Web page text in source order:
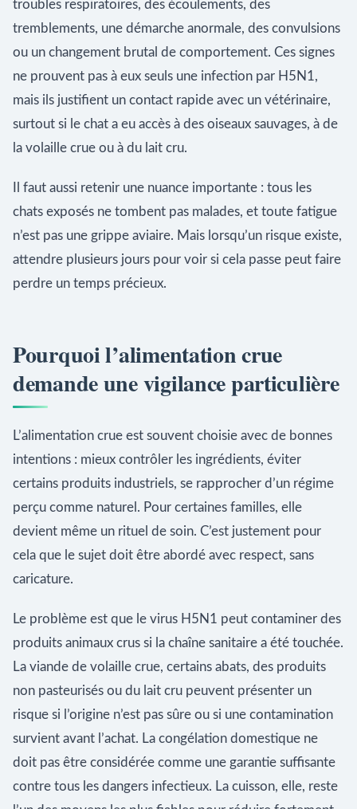
troubles respiratoires, des écoulements, des
tremblements, une démarche anormale, des convulsions
ou un changement brutal de comportement. Ces signes
ne prouvent pas à eux seuls une infection par H5N1,
mais ils justifient un contact rapide avec un vétérinaire,
surtout si le chat a eu accès à des oiseaux sauvages, à de
la volaille crue ou à du lait cru.
Il faut aussi retenir une nuance importante : tous les
chats exposés ne tombent pas malades, et toute fatigue
n’est pas une grippe aviaire. Mais lorsqu’un risque existe,
attendre plusieurs jours pour voir si cela passe peut faire
perdre un temps précieux.
Pourquoi l’alimentation crue
demande une vigilance particulière
L’alimentation crue est souvent choisie avec de bonnes
intentions : mieux contrôler les ingrédients, éviter
certains produits industriels, se rapprocher d’un régime
perçu comme naturel. Pour certaines familles, elle
devient même un rituel de soin. C’est justement pour
cela que le sujet doit être abordé avec respect, sans
caricature.
Le problème est que le virus H5N1 peut contaminer des
produits animaux crus si la chaîne sanitaire a été touchée.
La viande de volaille crue, certains abats, des produits
non pasteurisés ou du lait cru peuvent présenter un
risque si l’origine n’est pas sûre ou si une contamination
survient avant l’achat. La congélation domestique ne
doit pas être considérée comme une garantie suffisante
contre tous les dangers infectieux. La cuisson, elle, reste